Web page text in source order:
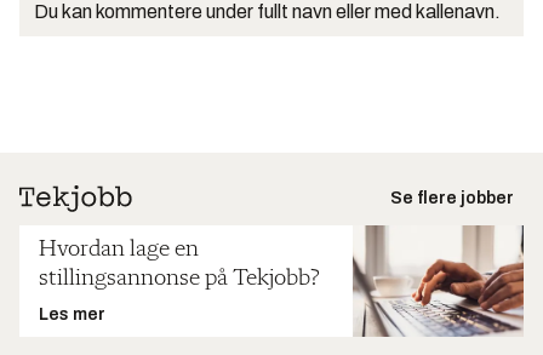
Du kan kommentere under fullt navn eller med kallenavn.
Se flere jobber
Hvordan lage en
stillingsannonse på Tekjobb?
Les mer